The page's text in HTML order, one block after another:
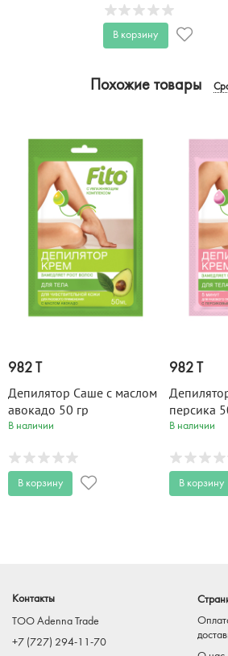
В корзину
Похожие товары
982 T
Депилятор Саше с маслом
авокадо 50 гр
В наличии
В корзину
982 T
персика
В наличии
В корзину
Контакты
TOO Adenna Trade
+7 (727) 294-11-70